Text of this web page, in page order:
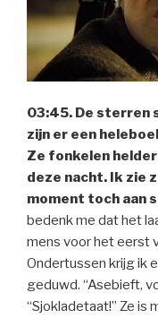
03:45. De sterren
zijn er een
Ze fonkelen
deze nacht. Ik zie
moment toch aan
bedenk me dat het
mens voor het eerst
Ondertussen krijg ik
geduwd. “Asebieft,
“Sjokladetaat!” Ze is